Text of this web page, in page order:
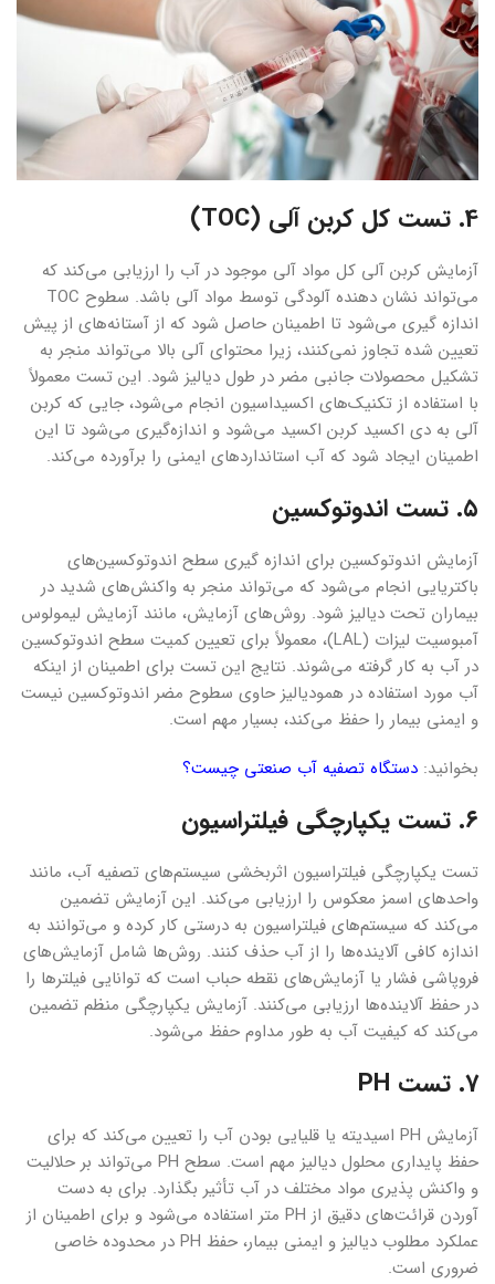
4. تست کل کربن آلی (TOC)
آزمایش کربن آلی کل مواد آلی موجود در آب را ارزیابی می‌کند که
می‌تواند نشان دهنده آلودگی توسط مواد آلی باشد. سطوح TOC
اندازه گیری می‌شود تا اطمینان حاصل شود که از آستانه‌های از پیش
تعیین شده تجاوز نمی‌کنند، زیرا محتوای آلی بالا می‌تواند منجر به
تشکیل محصولات جانبی مضر در طول دیالیز شود. این تست معمولاً
با استفاده از تکنیک‌های اکسیداسیون انجام می‌شود، جایی که کربن
آلی به دی اکسید کربن اکسید می‌شود و اندازه‌گیری می‌شود تا این
اطمینان ایجاد شود که آب استانداردهای ایمنی را برآورده می‌کند.
۵. تست اندوتوکسین
آزمایش اندوتوکسین برای اندازه گیری سطح اندوتوکسین‌های
باکتریایی انجام می‌شود که می‌تواند منجر به واکنش‌های شدید در
بیماران تحت دیالیز شود. روش‌های آزمایش، مانند آزمایش لیمولوس
آمبوسیت لیزات (LAL)، معمولاً برای تعیین کمیت سطح اندوتوکسین
در آب به کار گرفته می‌شوند. نتایج این تست برای اطمینان از اینکه
آب مورد استفاده در همودیالیز حاوی سطوح مضر اندوتوکسین نیست
و ایمنی بیمار را حفظ می‌کند، بسیار مهم است.
بخوانید: دستگاه تصفیه آب صنعتی چیست؟
۶. تست یکپارچگی فیلتراسیون
تست یکپارچگی فیلتراسیون اثربخشی سیستم‌های تصفیه آب، مانند
واحدهای اسمز معکوس را ارزیابی می‌کند. این آزمایش تضمین
می‌کند که سیستم‌های فیلتراسیون به درستی کار کرده و می‌توانند به
اندازه کافی آلاینده‌ها را از آب حذف کنند. روش‌ها شامل آزمایش‌های
فروپاشی فشار یا آزمایش‌های نقطه حباب است که توانایی فیلترها را
در حفظ آلاینده‌ها ارزیابی می‌کنند. آزمایش یکپارچگی منظم تضمین
می‌کند که کیفیت آب به طور مداوم حفظ می‌شود.
7. تست PH
آزمایش PH اسیدیته یا قلیایی بودن آب را تعیین می‌کند که برای
حفظ پایداری محلول دیالیز مهم است. سطح PH می‌تواند بر حلالیت
و واکنش پذیری مواد مختلف در آب تأثیر بگذارد. برای به دست
آوردن قرائت‌های دقیق از PH متر استفاده می‌شود و برای اطمینان از
عملکرد مطلوب دیالیز و ایمنی بیمار، حفظ PH در محدوده خاصی
ضروری است.